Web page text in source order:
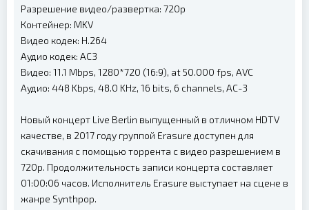
Разрешение видео/развертка: 720p
Контейнер: MKV
Видео кодек: H.264
Аудио кодек: AC3
Видео: 11.1 Mbps, 1280*720 (16:9), at 50.000 fps, AVC
Аудио: 448 Kbps, 48.0 KHz, 16 bits, 6 channels, AC-3
Новый концерт Live Berlin выпущенный в отличном HDTV
качестве, в 2017 году группой Erasure доступен для
скачивания с помощью торрента с видео разрешением в
720p. Продолжительность записи концерта составляет
01:00:06 часов. Исполнитель Erasure выступает на сцене в
жанре Synthpop.